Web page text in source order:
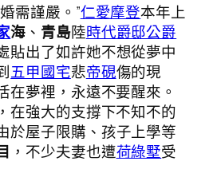
需謹嚴。”仁愛摩登本年上
海 、 青島陸時代爵邸公爵
貼出了如許她不想從夢中
五甲國宅悲帝硯傷的現
在夢裡，永遠不要醒來。
在強大的支撐下不知不的
於屋子限購、孩子上學等
，不少夫妻也遭荷綠墅受